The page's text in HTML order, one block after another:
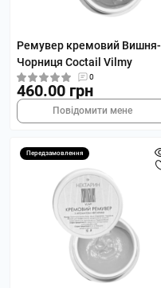
Ремувер кремовий Вишня-
Чорниця Coctail Vilmy
0
460.00 грн
Повідомити мене
Передзамовлення